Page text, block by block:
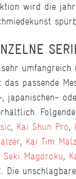
wird die
passende
japanischen-
, Kai Shun Pro,
, Kai Tim
Seki Magoroku,
. Die